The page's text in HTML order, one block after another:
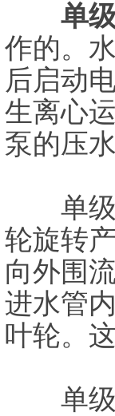
单
作的。
后启动
生离心
泵的压
单级
轮旋转
向外围
进水管
叶轮。
单级